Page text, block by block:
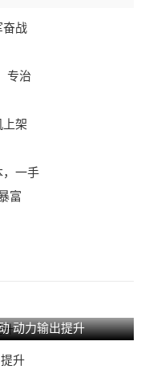
奋战
专治
上架
，一手
富
动力输出提升
升